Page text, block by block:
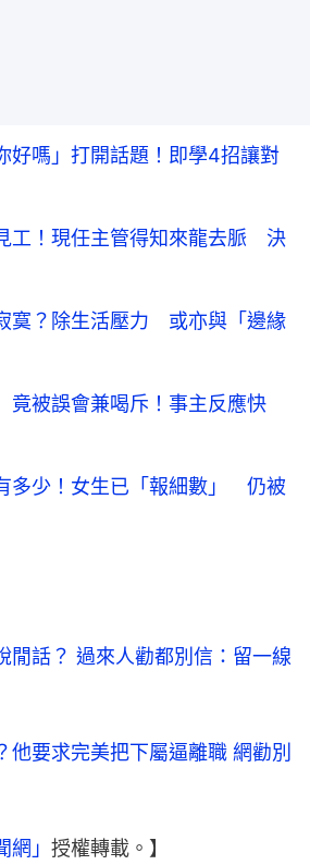
好嗎」打開話題！即學4招讓對
工！現任主管得知來龍去脈 決
寞？除生活壓力 或亦與「邊緣
被誤會兼喝斥！事主反應快
多少！女生已「報細數」 仍被
閒話？ 過來人勸都別信：留一線
他要求完美把下屬逼離職 網勸別
網」 授權轉載。】